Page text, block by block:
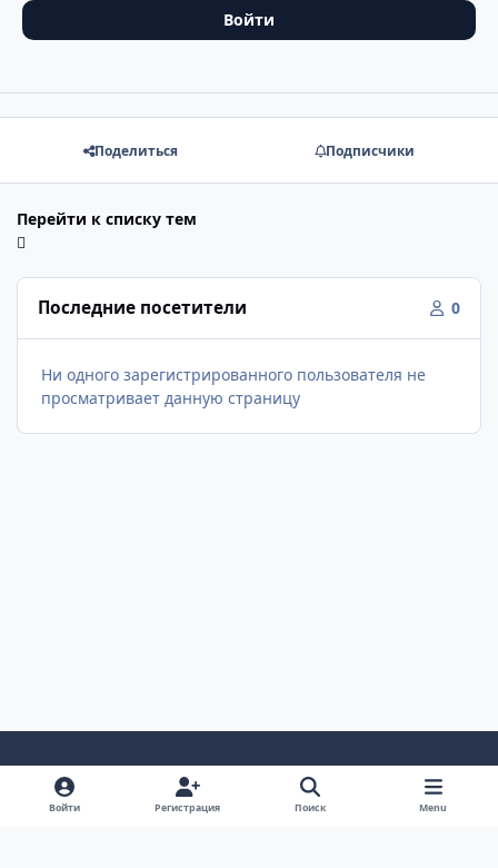
Войти
Поделиться Подписчики
Перейти к списку тем
Последние посетители 0
Ни одного зарегистрированного пользователя не
просматривает данную страницу
Светлый Режим
Темный РежимНастройка Системы
Войти Регистрация Поиск Menu